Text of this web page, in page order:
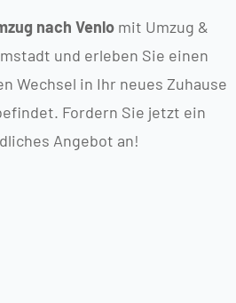
nach Venlo mit Umzug &
und erleben Sie einen
Wechsel in Ihr neues Zuhause
Fordern Sie jetzt ein
Angebot an!